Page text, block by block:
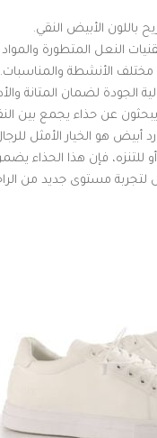
الأبيض النقي.
النعل المتطورة والمواد
مختلف الأنشطة والمناسبات.
الجودة لضمان المتانة
عن حذاء يجمع بين
هو الخيار الأمثل
للتنزه، فإن هذا الحذاء
مستوى جديد من